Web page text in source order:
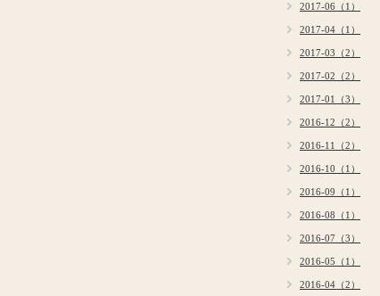
2017-06（1）
2017-04（1）
2017-03（2）
2017-02（2）
2017-01（3）
2016-12（2）
2016-11（2）
2016-10（1）
2016-09（1）
2016-08（1）
2016-07（3）
2016-05（1）
2016-04（2）